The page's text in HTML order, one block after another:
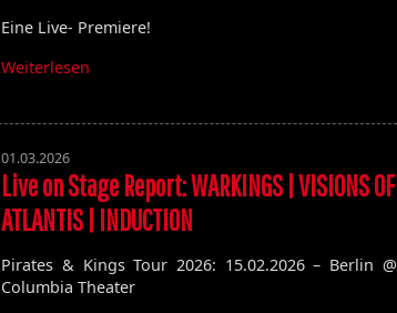
Eine Live- Premiere!
Weiterlesen
01.03.2026
Live on Stage Report: WARKINGS | VISIONS OF
ATLANTIS | INDUCTION
Pirates & Kings Tour 2026: 15.02.2026 – Berlin @
Columbia Theater